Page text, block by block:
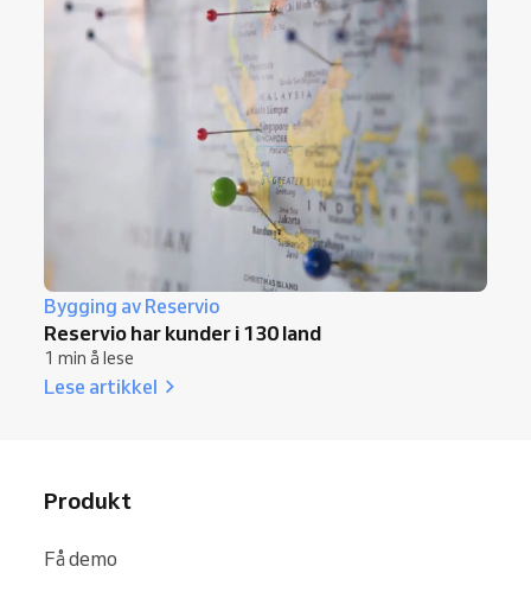
Bygging av Reservio
Reservio har kunder i 130 land
1 min å lese
Lese artikkel
Produkt
Få demo